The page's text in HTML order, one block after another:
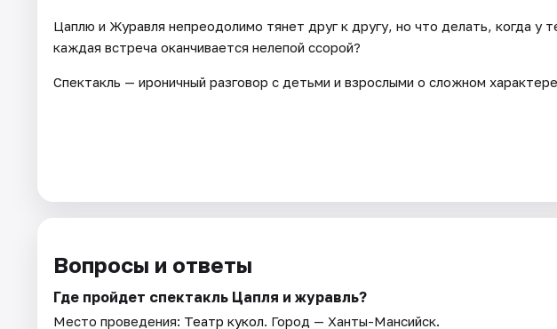
Цаплю и Журавля непреодолимо тянет друг к другу, но что делать, когда у
каждая встреча оканчивается нелепой ссорой?
Спектакль — ироничный разговор с детьми и взрослыми о сложном
Вопросы и ответы
Где пройдет спектакль Цапля и журавль?
Место проведения: Театр кукол. Город — Ханты-Мансийск.